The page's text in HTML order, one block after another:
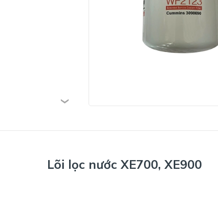
Lõi lọc nước XE700, XE900